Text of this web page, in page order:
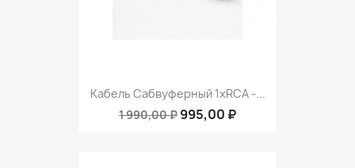
Кабель Сабвуферный 1xRCA -...
1 990,00 ₽ 995,00 ₽